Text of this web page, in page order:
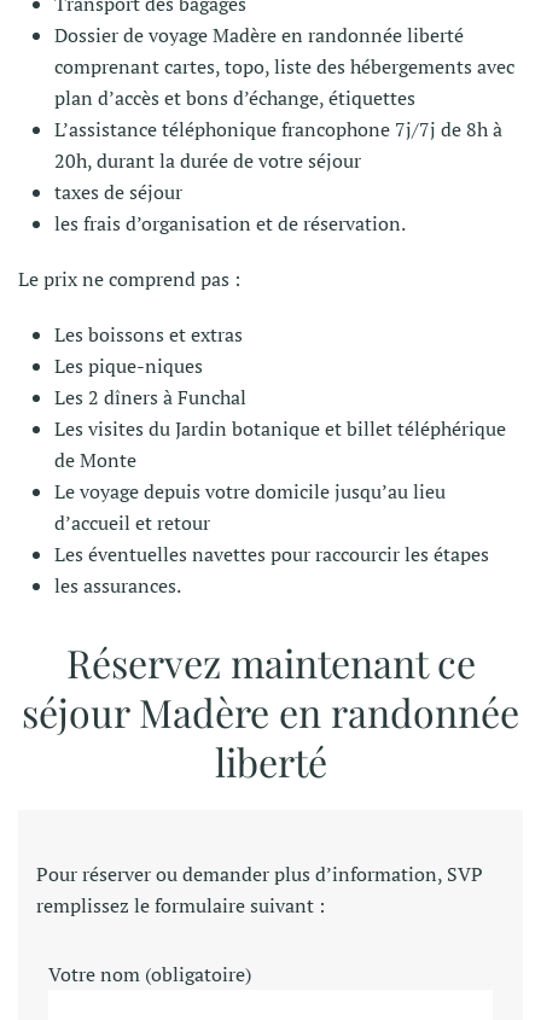
Dossier de voyage Madère en randonnée liberté
comprenant cartes, topo, liste des hébergements avec
plan d’accès et bons d’échange, étiquettes
L’assistance téléphonique francophone 7j/7j de 8h à
20h, durant la durée de votre séjour
taxes de séjour
les frais d’organisation et de réservation.
Le prix ne comprend pas :
Les boissons et extras
Les pique-niques
Les 2 dîners à Funchal
Les visites du Jardin botanique et billet téléphérique
de Monte
Le voyage depuis votre domicile jusqu’au lieu
d’accueil et retour
Les éventuelles navettes pour raccourcir les étapes
les assurances.
Réservez maintenant ce
séjour Madère en randonnée
liberté
Pour réserver ou demander plus d’information, SVP
remplissez le formulaire suivant :
Votre nom (obligatoire)